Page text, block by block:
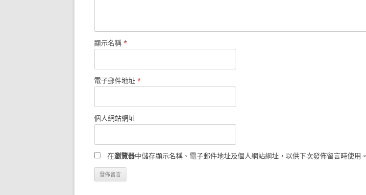
顯示名稱 *
電子郵件地址 *
個人網站網址
在瀏覽器中儲存顯示名稱、電子郵件地址及個人網站網址，以供下次發佈留言時使用。